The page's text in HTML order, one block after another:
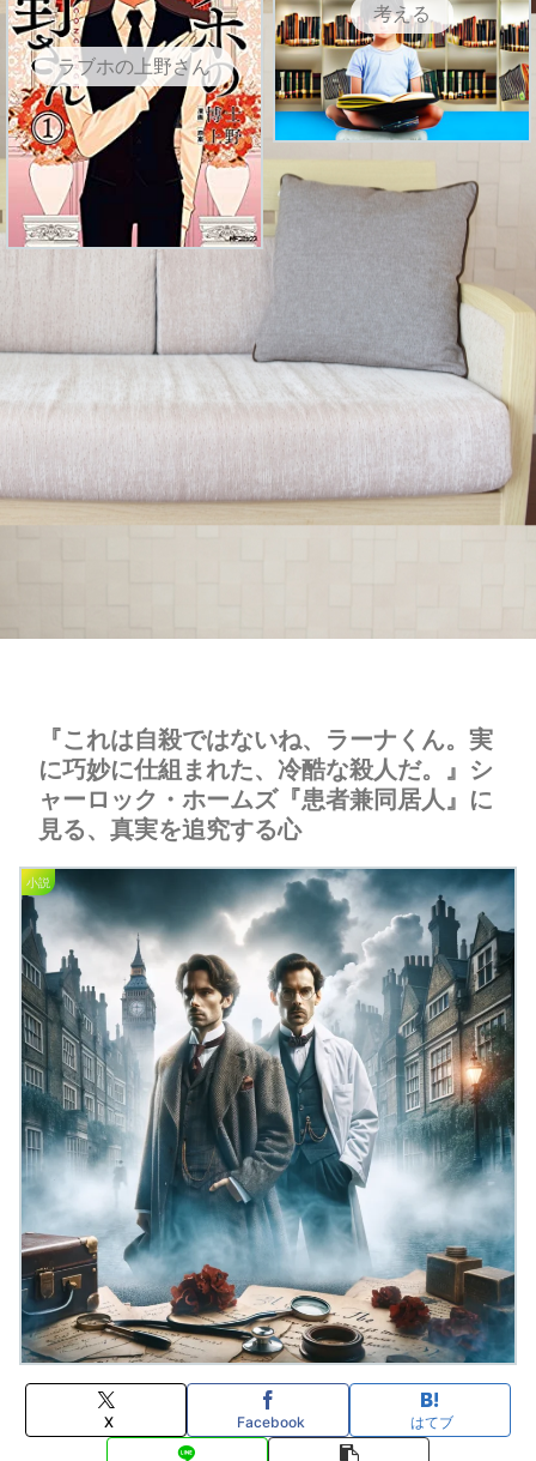
ラブホの上野さん
考える
『これは自殺ではないね、ラーナくん。実
に巧妙に仕組まれた、冷酷な殺人だ。』シ
ャーロック・ホームズ『患者兼同居人』に
見る、真実を追究する心
小説
X Facebook はてブ